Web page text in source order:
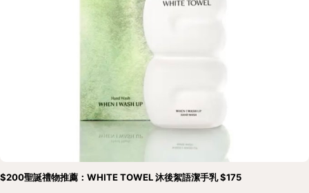
$200聖誕禮物推薦：WHITE TOWEL 沐後絮語潔手乳 $175